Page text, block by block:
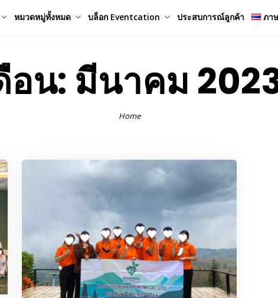
หมวดหมู่ทั้งหมด บล็อก Eventcation ประสบการณ์ลูกค้า ภา
อน: มีนาคม
Home